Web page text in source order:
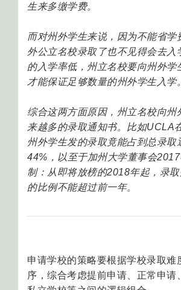
生来多缴学费。
而对州外学生来说，因为不能省学
外公立名校录取了也不见得会去入
的入学率低，州立名校要向州外学
才能保证足够数量的州外学生入学。
综合这两方面原因，州立名校向州
来越多的录取通知书。比如UCLA
州外学生发的录取竟能占到总录取
44%，以至于加州大学董事会
制：从即将放榜的2018年起，录
的比例不能超过前一年。
申请学校的策略要根据学校录取难
序，综合考虑提前申请、正常申请